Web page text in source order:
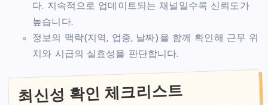
다. 지속적으로 업데이트되는 채널일수록 신뢰도가
높습니다.
정보의 맥락(지역, 업종, 날짜)을 함께 확인해 근무 위
치와 시급의 실효성을 판단합니다.
최신성 확인 체크리스트